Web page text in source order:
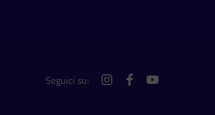
Seguici su: instagramfacebookyoutube